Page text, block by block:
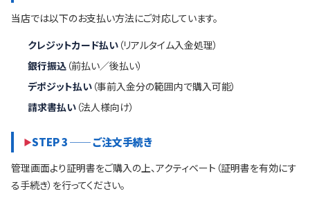
当店では以下のお支払い方法にご対応しています。
クレジットカード払い （リアルタイム入金処理）
銀行振込 （前払い／後払い）
デポジット払い （事前入金分の範囲内で購入可能）
請求書払い （法人様向け）
STEP 3 ── ご注文手続き
管理画面より証明書をご購入の上、アクティベート（証明書を有効にす
る手続き）を行ってください。